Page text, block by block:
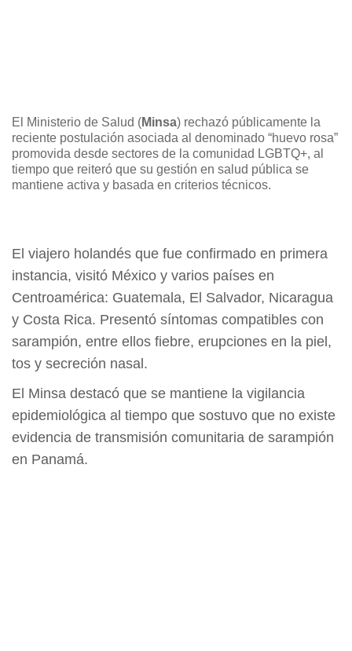
El Ministerio de Salud (Minsa)rechazó públicamente la
reciente postulación asociada al denominado “huevo rosa”
promovida desde sectores de la comunidad LGBTQ+, al
tiempo que reiteró que su gestión en salud pública se
mantiene activa y basada en criterios técnicos.
El viajero holandés que fue confirmado en primera
instancia, visitó México y varios países en
Centroamérica: Guatemala, El Salvador, Nicaragua
y Costa Rica. Presentó síntomas compatibles con
sarampión, entre ellos fiebre, erupciones en la piel,
tos y secreción nasal.
El Minsa destacó que se mantiene la vigilancia
epidemiológica al tiempo que sostuvo que no existe
evidencia de transmisión comunitaria de sarampión
en Panamá.